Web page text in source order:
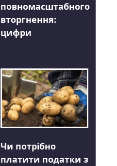
повномасштабного
вторгнення:
цифри
Чи потрібно
платити податки з